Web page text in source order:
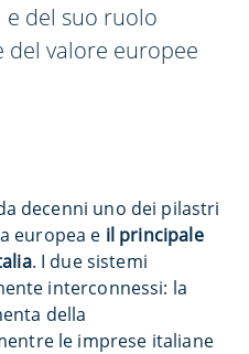
e del suo ruolo
del valore europee
decenni uno dei pilastri
europea e il principale
. I due sistemi
interconnessi: la
della
le imprese italiane